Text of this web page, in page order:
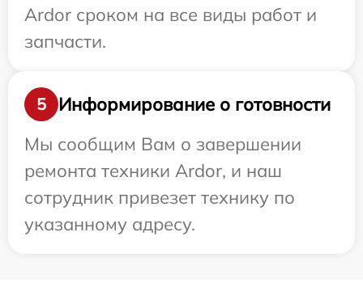
Ardor сроком на все виды работ и
запчасти.
5
Информирование о готовности
Мы сообщим Вам о завершении
ремонта техники Ardor, и наш
сотрудник привезет технику по
указанному адресу.